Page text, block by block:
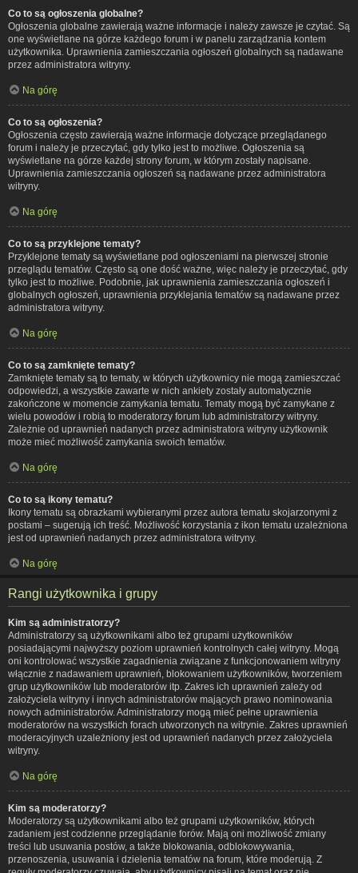
Co to są ogłoszenia globalne?
Ogłoszenia globalne zawierają ważne informacje i należy zawsze je czytać. Są
one wyświetlane na górze każdego forum i w panelu zarządzania kontem
użytkownika. Uprawnienia zamieszczania ogłoszeń globalnych są nadawane
przez administratora witryny.
Na górę
Co to są ogłoszenia?
Ogłoszenia często zawierają ważne informacje dotyczące przeglądanego
forum i należy je przeczytać, gdy tylko jest to możliwe. Ogłoszenia są
wyświetlane na górze każdej strony forum, w którym zostały napisane.
Uprawnienia zamieszczania ogłoszeń są nadawane przez administratora
witryny.
Na górę
Co to są przyklejone tematy?
Przyklejone tematy są wyświetlane pod ogłoszeniami na pierwszej stronie
przeglądu tematów. Często są one dość ważne, więc należy je przeczytać, gdy
tylko jest to możliwe. Podobnie, jak uprawnienia zamieszczania ogłoszeń i
globalnych ogłoszeń, uprawnienia przyklejania tematów są nadawane przez
administratora witryny.
Na górę
Co to są zamknięte tematy?
Zamknięte tematy są to tematy, w których użytkownicy nie mogą zamieszczać
odpowiedzi, a wszystkie zawarte w nich ankiety zostały automatycznie
zakończone w momencie zamykania tematu. Tematy mogą być zamykane z
wielu powodów i robią to moderatorzy forum lub administratorzy witryny.
Zależnie od uprawnień nadanych przez administratora witryny użytkownik
może mieć możliwość zamykania swoich tematów.
Na górę
Co to są ikony tematu?
Ikony tematu są obrazkami wybieranymi przez autora tematu skojarzonymi z
postami – sugerują ich treść. Możliwość korzystania z ikon tematu uzależniona
jest od uprawnień nadanych przez administratora witryny.
Na górę
Rangi użytkownika i grupy
Kim są administratorzy?
Administratorzy są użytkownikami albo też grupami użytkowników
posiadającymi najwyższy poziom uprawnień kontrolnych całej witryny. Mogą
oni kontrolować wszystkie zagadnienia związane z funkcjonowaniem witryny
włącznie z nadawaniem uprawnień, blokowaniem użytkowników, tworzeniem
grup użytkowników lub moderatorów itp. Zakres ich uprawnień zależy od
założyciela witryny i innych administratorów mających prawo nominowania
nowych administratorów. Administratorzy mogą mieć pełne uprawnienia
moderatorów na wszystkich forach utworzonych na witrynie. Zakres uprawnień
moderacyjnych uzależniony jest od uprawnień nadanych przez założyciela
witryny.
Na górę
Kim są moderatorzy?
Moderatorzy są użytkownikami albo też grupami użytkowników, których
zadaniem jest codzienne przeglądanie forów. Mają oni możliwość zmiany
treści lub usuwania postów, a także blokowania, odblokowywania,
przenoszenia, usuwania i dzielenia tematów na forum, które moderują. Z